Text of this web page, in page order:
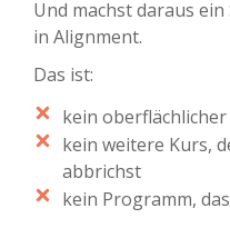
Und machst daraus
in Alignment.
Das ist:
kein
kein weitere Kurs,
abbrichst
kein Programm,